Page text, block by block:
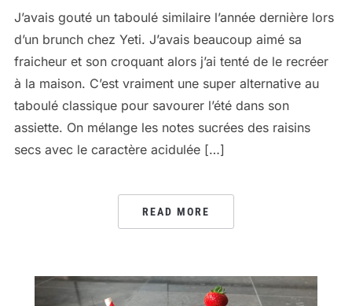
J’avais gouté un taboulé similaire l’année dernière lors
d’un brunch chez Yeti. J’avais beaucoup aimé sa
fraicheur et son croquant alors j’ai tenté de le recréer
à la maison. C’est vraiment une super alternative au
taboulé classique pour savourer l’été dans son
assiette. On mélange les notes sucrées des raisins
secs avec le caractère acidulée […]
READ MORE